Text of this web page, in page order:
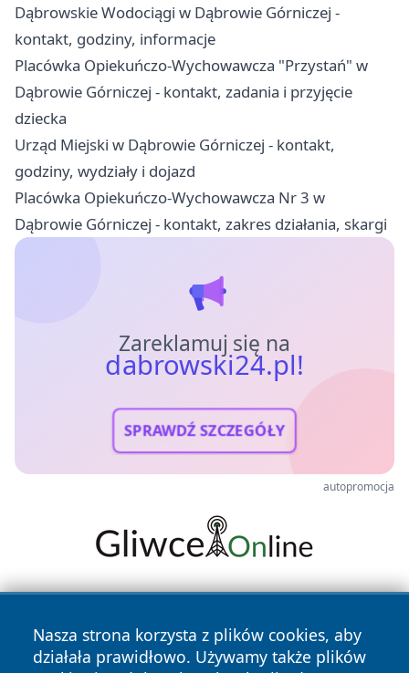
Dąbrowskie Wodociągi w Dąbrowie Górniczej -
kontakt, godziny, informacje
Placówka Opiekuńczo-Wychowawcza "Przystań" w
Dąbrowie Górniczej - kontakt, zadania i przyjęcie
dziecka
Urząd Miejski w Dąbrowie Górniczej - kontakt,
godziny, wydziały i dojazd
Placówka Opiekuńczo-Wychowawcza Nr 3 w
Dąbrowie Górniczej - kontakt, zakres działania, skargi
Zareklamuj się na
dabrowski24.pl!
SPRAWDŹ SZCZEGÓŁY
autopromocja
Nasza strona korzysta z plików cookies, aby
działała prawidłowo. Używamy także plików